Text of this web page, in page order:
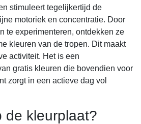
stimuleert tegelijkertijd de
motoriek en concentratie. Door
te experimenteren, ontdekken ze
kleuren van de tropen. Dit maakt
activiteit. Het is een
gratis kleuren die bovendien voor
zorgt in een actieve dag vol
de kleurplaat?